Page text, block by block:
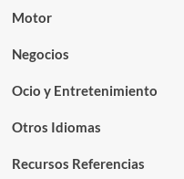
Motor
Negocios
Ocio y Entretenimiento
Otros Idiomas
Recursos Referencias